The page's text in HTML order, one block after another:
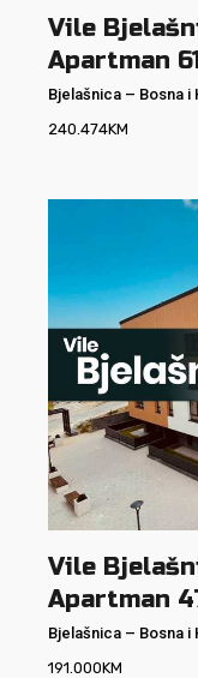
Vile
Apartman
Bjelašnica – Bosna i
240.474KM
Vile
Apartman
Bjelašnica – Bosna i
191.000KM